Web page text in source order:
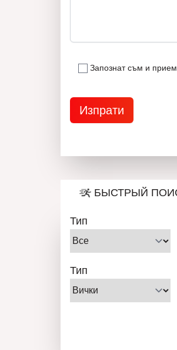
Запознат съм и
БЫСТРЫЙ
Тип
Тип